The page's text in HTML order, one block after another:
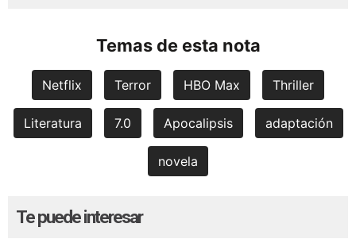
Temas de esta nota
Netflix Terror HBO Max Thriller
Literatura 7.0 Apocalipsis adaptación
novela
Te puede interesar